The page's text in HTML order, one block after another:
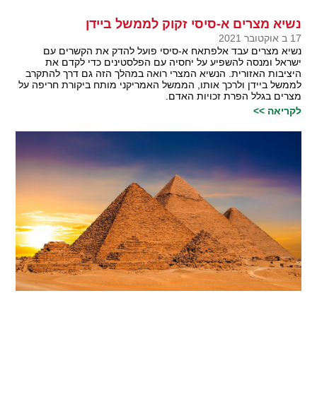
נשיא מצרים א-סיסי זקוק לממשל ביידן
17 ב אוקטובר 2021
נשיא מצרים עבד אלפתאח א-סיסי פועל להדק את הקשרים עם
ישראל ומנסה להשפיע על יחסיה עם הפלסטינים כדי לקדם את
היציבות האזורית. הנשיא המצרי רואה במהלך הזה גם דרך להתקרב
לממשל ביידן ולרכך אותו, הממשל האמריקני מותח ביקורת חריפה על
מצרים בגלל הפרת זכויות האדם.
לקריאה >>